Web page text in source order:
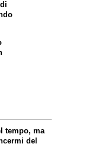
tempo, ma
del